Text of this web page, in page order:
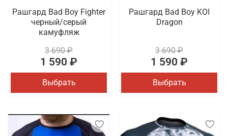
Рашгард Bad Boy Fighter
черный/серый
камуфляж
3 690 ₽
1 590 ₽
Выбрать
Рашгард Bad Boy KOI
Dragon
3 690 ₽
1 590 ₽
Выбрать